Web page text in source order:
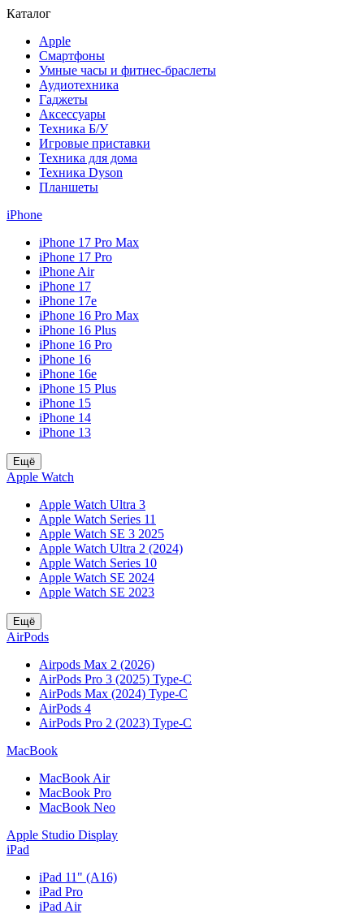
Каталог
Apple
Смартфоны
Умные часы и фитнес-браслеты
Аудиотехника
Гаджеты
Аксессуары
Техника Б/У
Игровые приставки
Техника для дома
Техника Dyson
Планшеты
iPhone
iPhone 17 Pro Max
iPhone 17 Pro
iPhone Air
iPhone 17
iPhone 17e
iPhone 16 Pro Max
iPhone 16 Plus
iPhone 16 Pro
iPhone 16
iPhone 16e
iPhone 15 Plus
iPhone 15
iPhone 14
iPhone 13
Ещё
Apple Watch
Apple Watch Ultra 3
Apple Watch Series 11
Apple Watch SE 3 2025
Apple Watch Ultra 2 (2024)
Apple Watch Series 10
Apple Watch SE 2024
Apple Watch SE 2023
Ещё
AirPods
Airpods Max 2 (2026)
AirPods Pro 3 (2025) Type-C
AirPods Max (2024) Type-C
AirPods 4
AirPods Pro 2 (2023) Type-C
MacBook
MacBook Air
MacBook Pro
MacBook Neo
Apple Studio Display
iPad
iPad 11" (A16)
iPad Pro
iPad Air